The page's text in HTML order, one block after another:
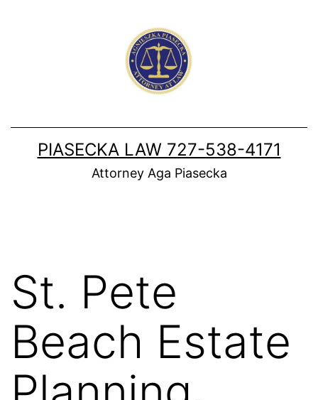
PIASECKA LAW 727-538-4171
Attorney Aga Piasecka
St. Pete
Beach Estate